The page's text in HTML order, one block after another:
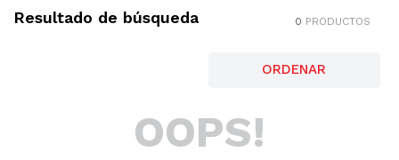
Resultado de búsqueda 0 PRODUCTOS
OOPS!